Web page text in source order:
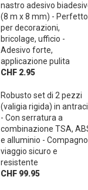
nastro adesivo
(8 m x 8 mm) - Perfetto
per decorazioni,
bricolage, ufficio -
Adesivo forte,
applicazione pulita
CHF 2.95
Robusto set di 2 pezzi
(valigia rigida) in
- Con serratura a
combinazione TSA,
e alluminio -
viaggio sicuro e
resistente
CHF 99.95